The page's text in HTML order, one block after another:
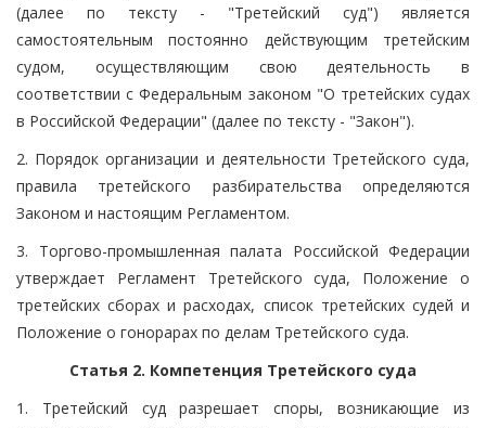
(далее по тексту - "Третейский суд") является
самостоятельным постоянно действующим третейским
судом, осуществляющим свою деятельность в
соответствии с Федеральным законом "О третейских судах
в Российской Федерации" (далее по тексту - "Закон").
2. Порядок организации и деятельности Третейского суда,
правила третейского разбирательства определяются
Законом и настоящим Регламентом.
3. Торгово-промышленная палата Российской Федерации
утверждает Регламент Третейского суда, Положение о
третейских сборах и расходах, список третейских судей и
Положение о гонорарах по делам Третейского суда.
Статья 2. Компетенция Третейского суда
1. Третейский суд разрешает споры, возникающие из